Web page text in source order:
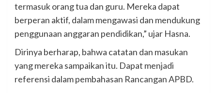
termasuk orang tua dan guru. Mereka dapat
berperan aktif, dalam mengawasi dan mendukung
penggunaan anggaran pendidikan,” ujar Hasna.
Dirinya berharap, bahwa catatan dan masukan
yang mereka sampaikan itu. Dapat menjadi
referensi dalam pembahasan Rancangan APBD.